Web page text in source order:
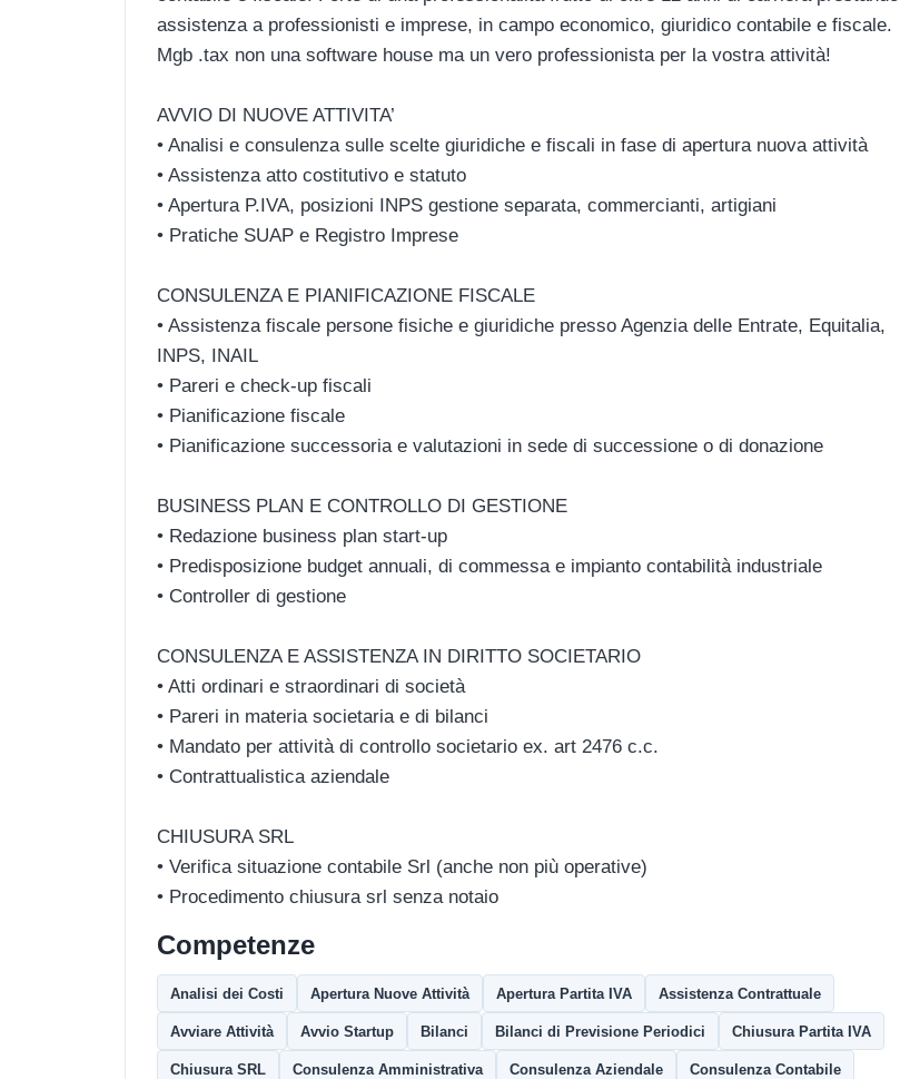
assistenza a professionisti e imprese, in campo economico, giuridico contabile e fiscale.
Mgb .tax non una software house ma un vero professionista per la vostra attività!
AVVIO DI NUOVE ATTIVITA’
• Analisi e consulenza sulle scelte giuridiche e fiscali in fase di apertura nuova attività
• Assistenza atto costitutivo e statuto
• Apertura P.IVA, posizioni INPS gestione separata, commercianti, artigiani
• Pratiche SUAP e Registro Imprese
CONSULENZA E PIANIFICAZIONE FISCALE
• Assistenza fiscale persone fisiche e giuridiche presso Agenzia delle Entrate, Equitalia,
INPS, INAIL
• Pareri e check-up fiscali
• Pianificazione fiscale
• Pianificazione successoria e valutazioni in sede di successione o di donazione
BUSINESS PLAN E CONTROLLO DI GESTIONE
• Redazione business plan start-up
• Predisposizione budget annuali, di commessa e impianto contabilità industriale
• Controller di gestione
CONSULENZA E ASSISTENZA IN DIRITTO SOCIETARIO
• Atti ordinari e straordinari di società
• Pareri in materia societaria e di bilanci
• Mandato per attività di controllo societario ex. art 2476 c.c.
• Contrattualistica aziendale
CHIUSURA SRL
• Verifica situazione contabile Srl (anche non più operative)
• Procedimento chiusura srl senza notaio
Competenze
Analisi dei Costi Apertura Nuove Attività Apertura Partita IVA Assistenza Contrattuale
Avviare Attività Avvio Startup Bilanci Bilanci di Previsione Periodici Chiusura Partita IVA
Chiusura SRL Consulenza Amministrativa Consulenza Aziendale Consulenza Contabile